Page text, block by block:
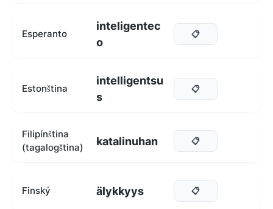
Esperanto
inteligentec
o
📋
Estonština
intelligentsu
s
📋
Filipínština
(tagalogština)
katalinuhan 📋
Finský älykkyys 📋